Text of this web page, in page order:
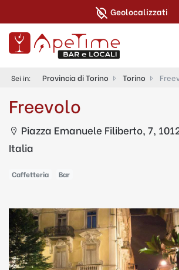
Geolocalizzati
Sei in: Provincia di Torino Torino
Freevolo
Piazza Emanuele Filiberto, 7,
Italia
Caffetteria Bar